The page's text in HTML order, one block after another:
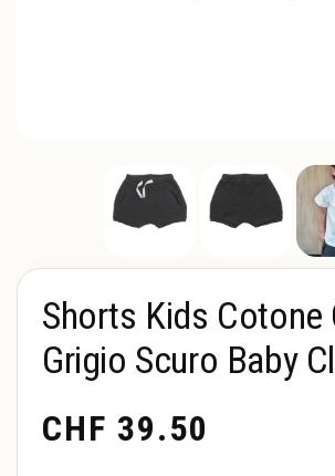
Shorts Kids Cotone
Grigio Scuro Baby
CHF 39.50